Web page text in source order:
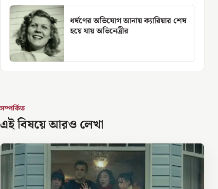
ধর্ষণের অভিযোগ আনায় ক্যারিয়ার শেষ
হয়ে যায় অভিনেত্রীর
সম্পর্কিত
এই বিষয়ে আরও লেখা